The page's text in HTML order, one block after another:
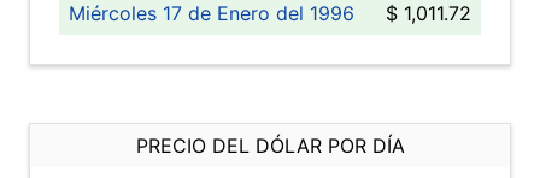
Miércoles 17 de Enero del 1996
$ 1,011.72
PRECIO DEL DÓLAR POR DÍA